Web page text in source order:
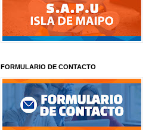
FORMULARIO DE CONTACTO